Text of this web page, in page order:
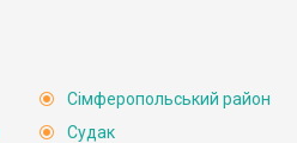
Сімферопольський район
Судак